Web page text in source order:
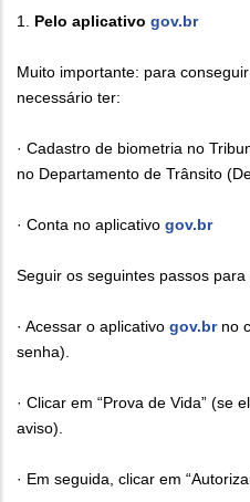
1. Pelo aplicativo gov.br
Muito importante: para
necessário ter:
· Cadastro de biometria no
no Departamento de Trânsito
· Conta no aplicativo gov.br
Seguir os seguintes passos
· Acessar o aplicativo gov.brno
senha).
· Clicar em “Prova de Vida” (se
aviso).
· Em seguida, clicar em